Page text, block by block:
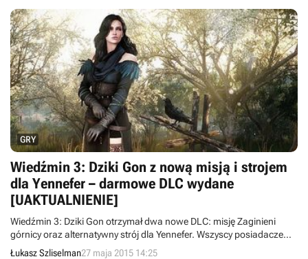
GRY
Wiedźmin 3: Dziki Gon z nową misją i strojem
dla Yennefer – darmowe DLC wydane
[UAKTUALNIENIE]
Wiedźmin 3: Dziki Gon otrzymał dwa nowe DLC: misję Zaginieni
górnicy oraz alternatywny strój dla Yennefer. Wszyscy posiadacze
gry mogą je pobrać zupełnie za darmo.
Łukasz Szliselman27 maja 2015 14:25